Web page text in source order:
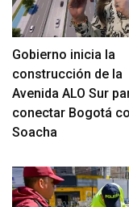
Gobierno inicia la
construcción de la
Avenida ALO Sur
conectar Bogotá
Soacha